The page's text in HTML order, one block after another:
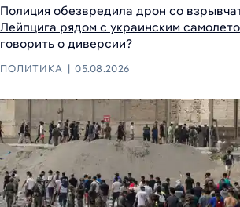
Полиция обезвредила дрон со
Лейпцига рядом с украинским
говорить о диверсии?
ПОЛИТИКА 05.08.2026